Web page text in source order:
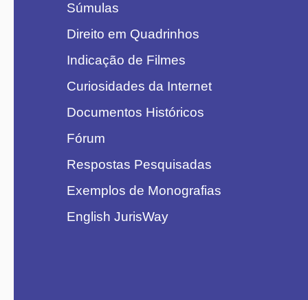
Súmulas
Direito em Quadrinhos
Indicação de Filmes
Curiosidades da Internet
Documentos Históricos
Fórum
Respostas Pesquisadas
Exemplos de Monografias
English JurisWay